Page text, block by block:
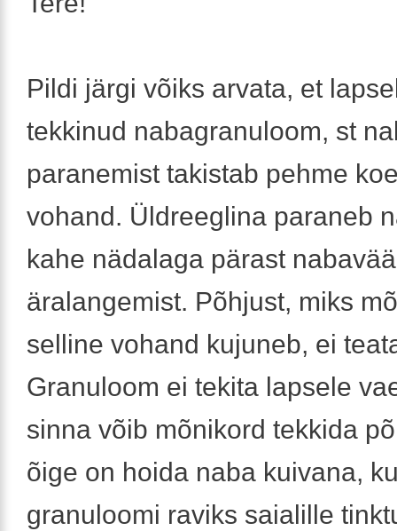
Pildi järgi võiks arvata, et
tekkinud nabagranuloom, st
paranemist takistab pehme
vohand. Üldreeglina paraneb
kahe nädalaga pärast
äralangemist. Põhjust, miks
selline vohand kujuneb, ei
Granuloom ei tekita lapsele
sinna võib mõnikord tekkida
õige on hoida naba kuivana,
granuloomi raviks saialille